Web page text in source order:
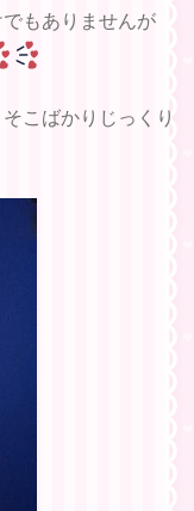
もありませんが
こばかりじっくり